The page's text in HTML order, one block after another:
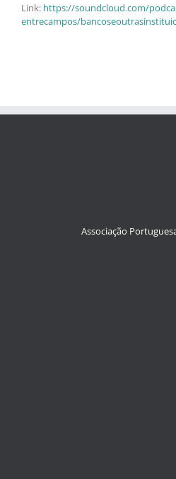
Link: https://soundcloud.com/
entrecampos/
Associação